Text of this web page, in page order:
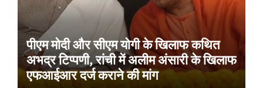
पीएम मोदी और सीएम योगी के खिलाफ कथित
अभद्र टिप्पणी, रांची में अलीम अंसारी के खिलाफ
एफआईआर दर्ज कराने की मांग